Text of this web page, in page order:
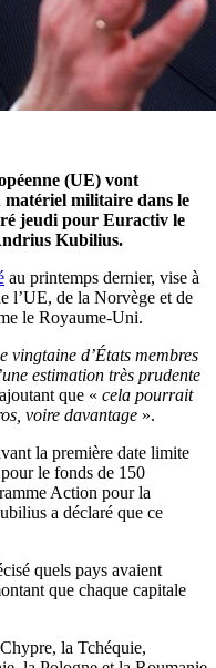
(UE) vont
militaire dans le
jeudi pour Euractiv le
Kubilius.
au printemps dernier, vise à
l’UE, de la Norvège et de
le Royaume-Uni.
vingtaine d’États membres
estimation très prudente
que « cela pourrait
voire davantage ».
la première date limite
le fonds de 150
Action pour la
a déclaré que ce
quels pays avaient
que chaque capitale
la Tchéquie,